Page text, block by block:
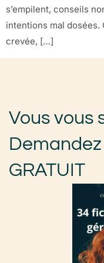
s’empilent, conseils
intentions mal dosées.
crevée, […]
Vous vous
GRATUIT